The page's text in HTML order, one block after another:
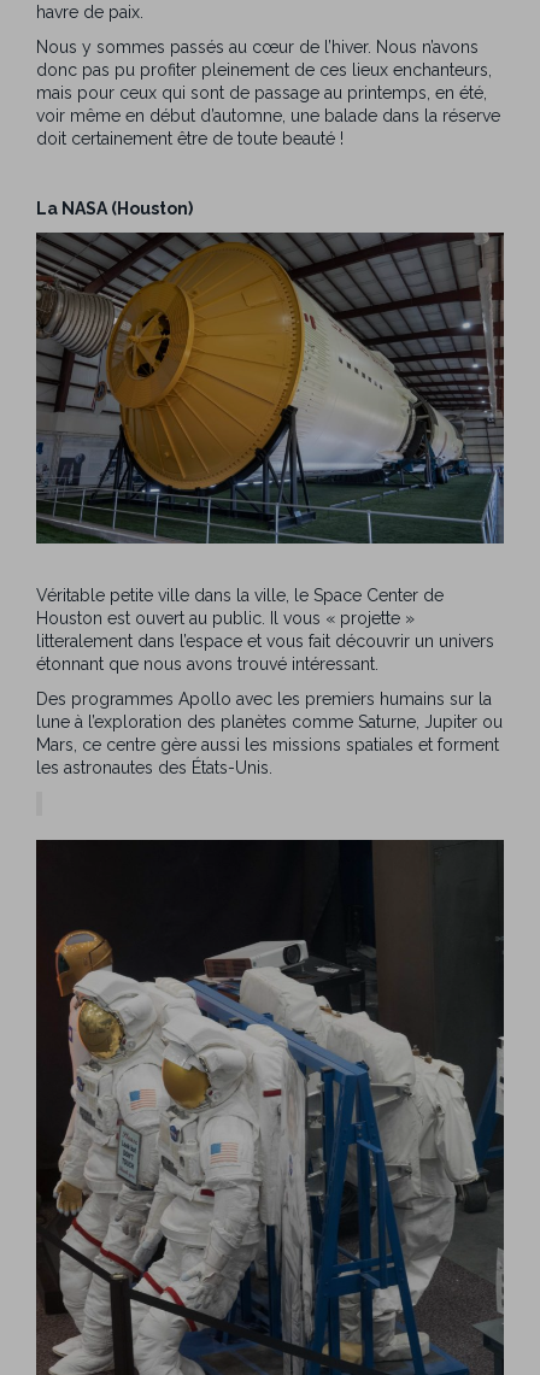
havre de paix.
Nous y sommes passés au cœur de l’hiver. Nous n’avons
donc pas pu profiter pleinement de ces lieux enchanteurs,
mais pour ceux qui sont de passage au printemps, en été,
voir même en début d’automne, une balade dans la réserve
doit certainement être de toute beauté !
La NASA (Houston)
Véritable petite ville dans la ville, le Space Center de
Houston est ouvert au public. Il vous « projette »
litteralement dans l’espace et vous fait découvrir un univers
étonnant que nous avons trouvé intéressant.
Des programmes Apollo avec les premiers humains sur la
lune à l’exploration des planètes comme Saturne, Jupiter ou
Mars, ce centre gère aussi les missions spatiales et forment
les astronautes des États-Unis.